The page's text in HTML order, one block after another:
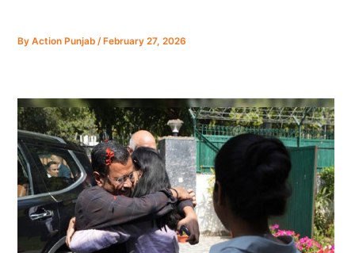
ByAction Punjab/ February 27, 2026